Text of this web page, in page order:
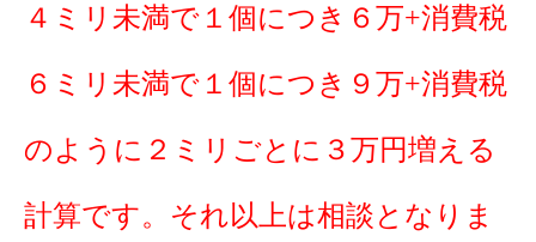
４ミリ未満で１個につき６万+消費税
６ミリ未満で１個につき９万+消費税
のように２ミリごとに３万円増える
計算です。それ以上は相談となりま